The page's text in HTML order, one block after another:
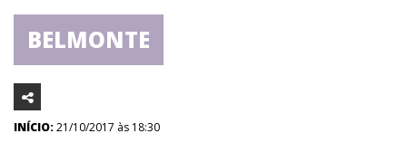
BELMONTE
INÍCIO:21/10/2017 às 18:30